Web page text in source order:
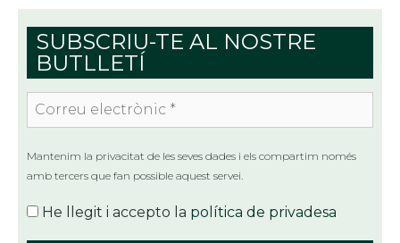
SUBSCRIU-TE AL NOSTRE
BUTLLETÍ
electrònic
*
Mantenim la privacitat de les seves dades i els compartim només
amb tercers que fan possible aquest servei.
He llegit i accepto la política de privadesa